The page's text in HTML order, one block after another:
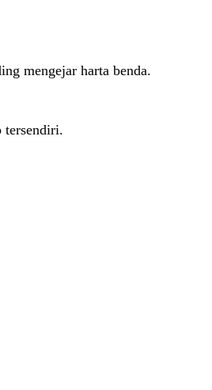
mengejar harta benda.
tersendiri.